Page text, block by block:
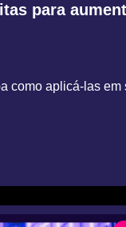
para
como aplicá-las em